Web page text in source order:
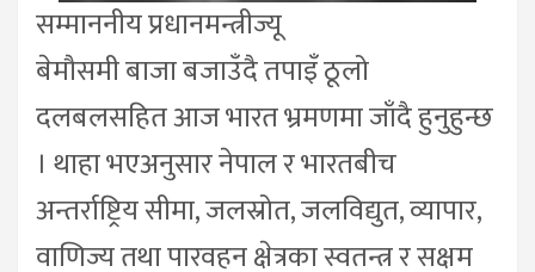
सम्माननीय प्रधानमन्त्रीज्यू
बेमौसमी बाजा बजाउँदै तपाइँ ठूलो
दलबलसहित आज भारत भ्रमणमा जाँदै हुनुहुन्छ
। थाहा भएअनुसार नेपाल र भारतबीच
अन्तर्राष्ट्रिय सीमा, जलस्रोत, जलविद्युत, व्यापार,
वाणिज्य तथा पारवहन क्षेत्रका स्वतन्त्र र सक्षम